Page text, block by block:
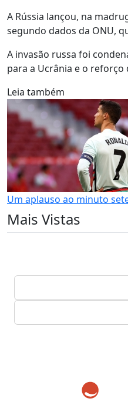
A Rússia lançou, na
segundo dados da ONU,
A invasão russa foi
para a Ucrânia e o reforço
Leia também
Um aplauso ao minuto
Mais Vistas